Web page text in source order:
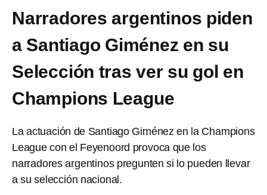
Narradores argentinos piden
a Santiago Giménez en su
Selección tras ver su gol en
Champions League
La actuación de Santiago Giménez en la Champions
League con el Feyenoord provoca que los
narradores argentinos pregunten si lo pueden llevar
a su selección nacional.